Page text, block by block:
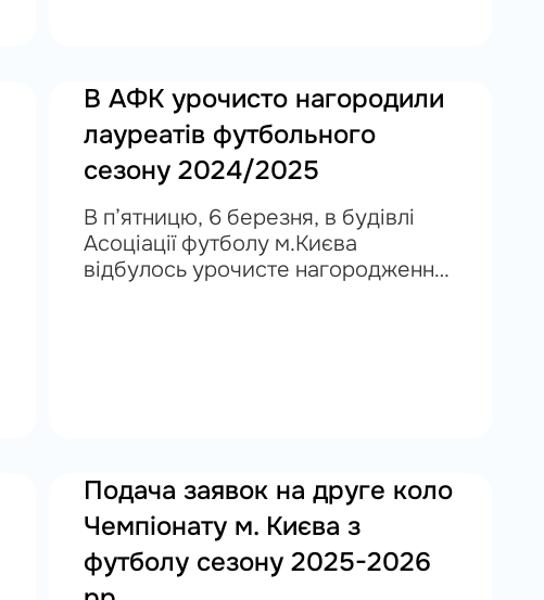
київське «Динамо» 13ʼ здобуло
перемогу над однолітками з ДЮСШ
«Атлет» 13ʼ...
В АФК урочисто нагородили
лауреатів футбольного
сезону 2024/2025
В п’ятницю, 6 березня, в будівлі
Асоціації футболу м.Києва
відбулось урочисте нагородження
Подача заявок на друге коло
Чемпіонату м. Києва з
футболу сезону 2025-2026